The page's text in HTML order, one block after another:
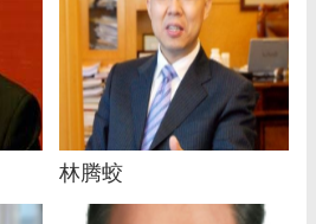
林腾蛟